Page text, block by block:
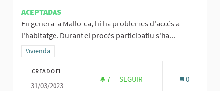
ACEPTADAS
En general a Mallorca, hi ha problemes d'accés a
l'habitatge. Durant el procés participatiu s'ha...
Resultados al filtrar por la categoría: Vivienda
Vivienda
CREADO EL
31/03/2023
7 7 SEGUIDORAS
SEGUIR 0